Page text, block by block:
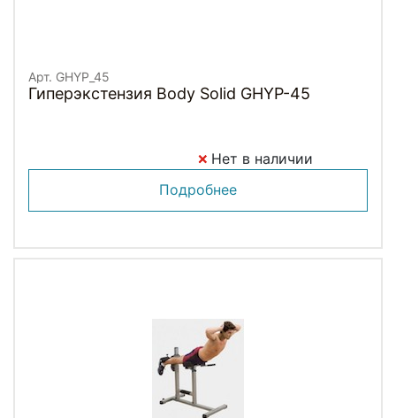
Арт. GHYP_45
Гиперэкстензия Body Solid GHYP-45
Нет в наличии
Подробнее